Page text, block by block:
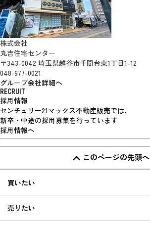
株式会社
丸吉住宅センター
〒343-0042 埼玉県越谷市千間台東1丁目1-12
048-977-0021
グループ会社詳細へ
RECRUIT
採用情報
センチュリー21マックス不動産販売では、
新卒・中途の採用募集を行っています
採用情報へ
このページの先頭へ
買いたい
売りたい